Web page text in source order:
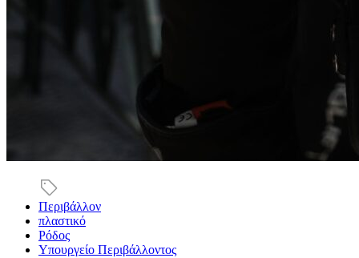
Περιβάλλον
πλαστικό
Ρόδος
Υπουργείο Περιβάλλοντος